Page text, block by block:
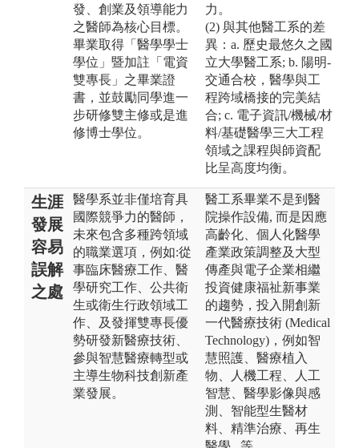
發、創業及領導能力
之醫師為核心目標。
畢業取得「醫學學士
學位」暨加註「電資
雙專長」之畢業證
書，並鼓勵同學進一
步研修雙主修或是進
修博士學位。
力。
(2) 與其他醫工系的差
異：a. 歷史最悠久之國
立大學醫工系; b. 陽明-
交通合校，醫學與工
程跨域橋接的完美結
合; c. 電子資訊/機械/材
料/基礎醫學三大工程
領域之課程與師資配
比呈高度均衡。
生涯
發展
容易
誤解
之處
醫學系並非僅培育具
國際競爭力的醫師，
未來包含多種跨領域
的職業選項，例如:從
事臨床醫療工作、醫
學研究工作、公共衛
生或衛生行政領域工
作、及發揮雙專長優
勢研發新醫療技術、
參與智慧醫療轉型或
主導生物科技創新產
業發展。
醫工系畢業不是到醫
院操作設備, 而是因應
高齡化、個人化醫學
產業政策調整及大型
傳產與電子企業相繼
投資健康福祉新事業
的趨勢，投入開創新
一代醫療技術 (Medical
Technology)，例如智
慧照護、醫療植入
物、人機工程、人工
智慧、醫學影像與感
測、智能型生醫材
料、精準治療、再生